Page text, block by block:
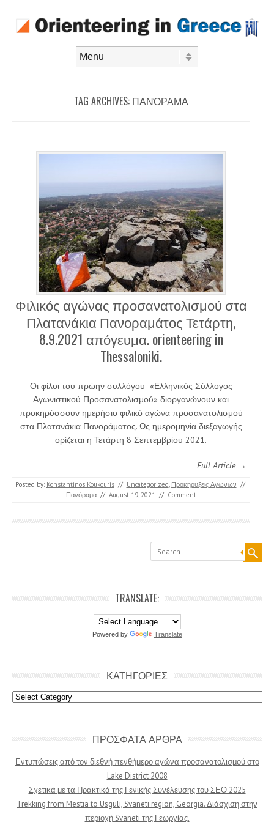
TAG ARCHIVES: ΠΑΝΌΡΑΜΑ
Φιλικός αγώνας προσανατολισμού στα
Πλατανάκια Πανοραμάτος Τετάρτη,
8.9.2021 απόγευμα. orienteering in
Thessaloniki.
Οι φίλοι του πρώην συλλόγου «Ελληνικός Σύλλογος
Αγωνιστικού Προσανατολισμού» διοργανώνουν και
προκηρύσσουν ημερήσιο φιλικό αγώνα προσανατολισμού
στα Πλατανάκια Πανοράματος. Ως ημερομηνία διεξαγωγής
ορίζεται η Τετάρτη 8 Σεπτεμβρίου 2021.
Full Article →
Posted by: Konstantinos Koukouris // Uncategorized, Προκηρυξεις Αγωνων //
Πανόραμα // August 19, 2021 // Comment
Search
TRANSLATE:
Powered by Translate
ΚΑΤΗΓΟΡΙΕΣ
Κατηγοριες
ΠΡΟΣΦΑΤΑ ΑΡΘΡΑ
Εντυπώσεις από τον διεθνή πενθήμερο αγώνα προσανατολισμού στο
Lake District 2008
Σχετικά με τα Πρακτικά της Γενικής Συνέλευσης του ΣΕΟ 2025
Trekking from Mestia to Usguli, Svaneti region, Georgia. Διάσχιση στην
περιοχή Svaneti της Γεωργίας.